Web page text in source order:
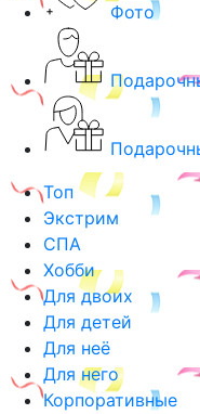
Фото
Топ
Экстрим
СПА
Хобби
Для двоих
Для детей
Для неё
Для него
Корпоративные